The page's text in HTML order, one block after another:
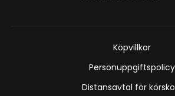
Köpvillkor
Personuppgiftspolicy
Distansavtal för